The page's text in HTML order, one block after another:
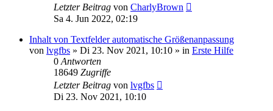
Letzter Beitrag von CharlyBrown
Sa 4. Jun 2022, 02:19
Inhalt von Textfelder automatische Größenanpassung
von lvgfbs » Di 23. Nov 2021, 10:10 » in Erste Hilfe
0 Antworten
18649 Zugriffe
Letzter Beitrag von lvgfbs
Di 23. Nov 2021, 10:10